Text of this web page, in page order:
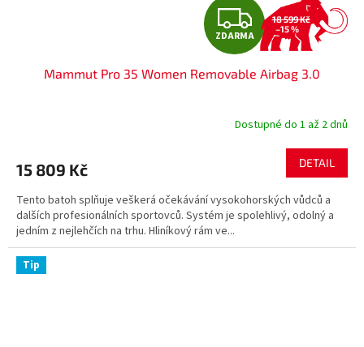
Z
D
A
R
A
ZDARMA
18 599 Kč
–15 %
Mammut Pro 35 Women Removable Airbag 3.0
Dostupné do 1 až 2 dnů
15 809 Kč DETAIL
Tento batoh splňuje veškerá očekávání vysokohorských vůdců a
dalších profesionálních sportovců. Systém je spolehlivý, odolný a
jedním z nejlehčích na trhu. Hliníkový rám ve...
Tip